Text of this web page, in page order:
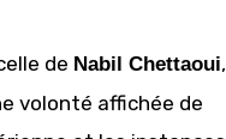
de Nabil Chettaoui,
volonté affichée de